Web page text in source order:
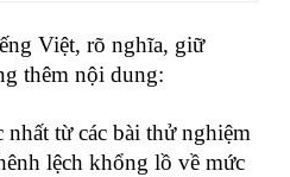
Việt, rõ nghĩa, giữ
thêm nội dung:
nhất từ các bài thử nghiệm
lệch khổng lồ về mức